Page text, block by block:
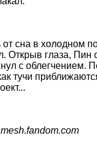
от сна в холодном
Открыв глаза, Пин
с облегчением.
тучи